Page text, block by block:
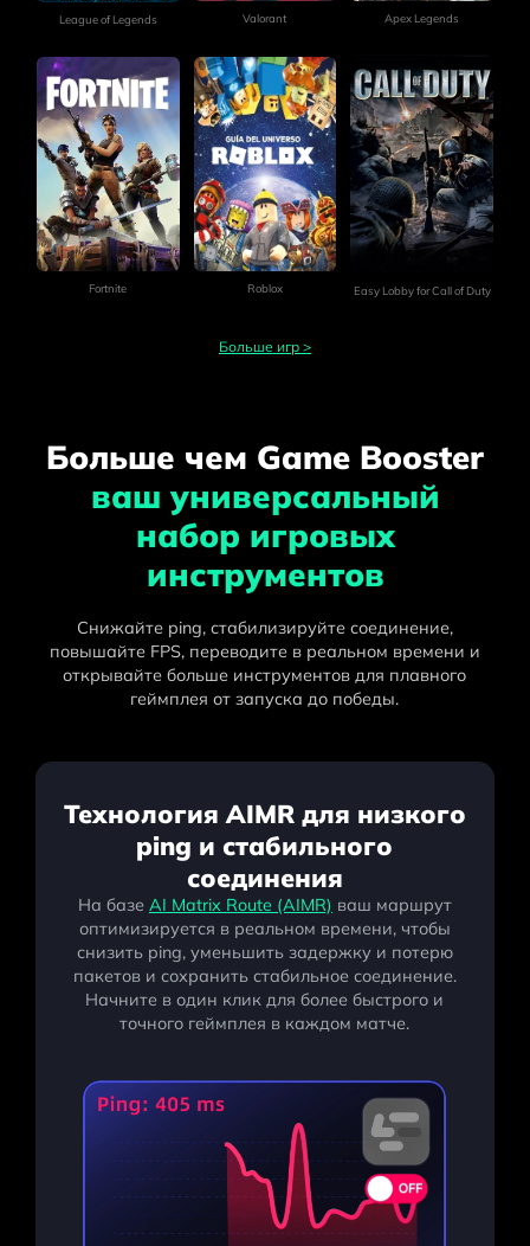
League of Legends Valorant Apex Legends
Fortnite Roblox Easy Lobby for Call of Duty
Больше игр >
Больше чем Game Booster
ваш универсальный
набор игровых
инструментов
Снижайте ping, стабилизируйте соединение,
повышайте FPS, переводите в реальном времени и
открывайте больше инструментов для плавного
геймплея от запуска до победы.
Технология AIMR для низкого
ping и стабильного
соединения
На базе AI Matrix Route (AIMR) ваш маршрут
оптимизируется в реальном времени, чтобы
снизить ping, уменьшить задержку и потерю
пакетов и сохранить стабильное соединение.
Начните в один клик для более быстрого и
точного геймплея в каждом матче.